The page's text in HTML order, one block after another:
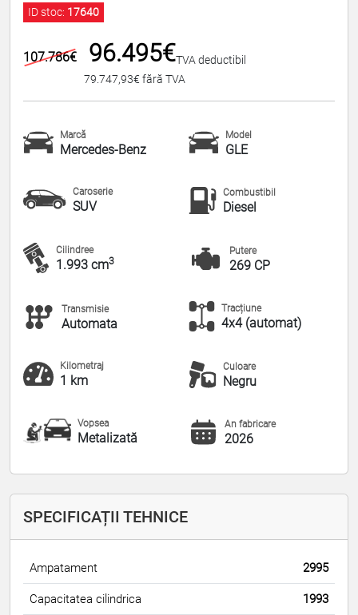
ID stoc: 17640
107.786€ 96.495€TVA deductibil
79.747,93€ fără TVA
Marcă
Mercedes-Benz
Model
GLE
Caroserie
SUV
Combustibil
Diesel
Cilindree
1.993 cm3
Putere
269 CP
Transmisie
Automata
Tracțiune
4x4 (automat)
Kilometraj
1 km
Culoare
Negru
Vopsea
Metalizată
An fabricare
2026
SPECIFICAȚII TEHNICE
Ampatament 2995
Capacitatea cilindrica 1993